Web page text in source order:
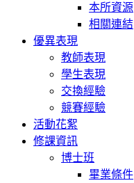
本所資源
相關連結
優異表現
教師表現
學生表現
交換經驗
競賽經驗
活動花絮
修課資訊
博士班
畢業條件